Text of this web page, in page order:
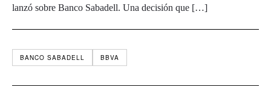
lanzó sobre Banco Sabadell. Una decisión que […]
BANCO SABADELL BBVA